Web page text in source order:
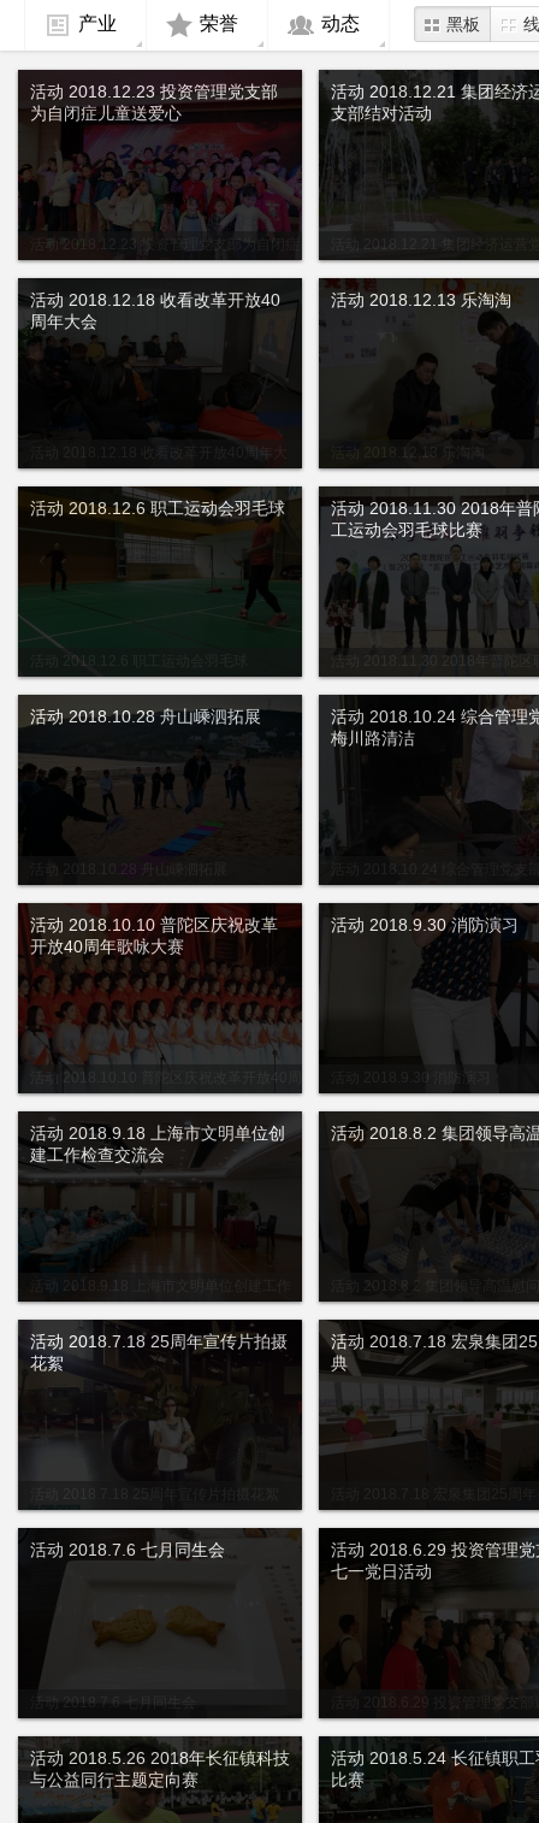
产业 荣誉 动态 黑板
活动 2018.12.23 投资管理党支部为自闭症
活动 2018.12.23 投资管理党支部
为自闭症儿童送爱心
活动 2018.12.21 集团经济运营
活动 2018.12.21 集团经济
支部结对活动
活动 2018.12.18 收看改革开放40周年大
活动 2018.12.18 收看改革开放40
周年大会
活动 2018.12.13 乐淘淘
活动 2018.12.13 乐淘淘
活动 2018.12.6 职工运动会羽毛球
活动 2018.12.6 职工运动会羽毛球
活动 2018.11.30 2018年普陀区
活动 2018.11.30 2018年普
工运动会羽毛球比赛
活动 2018.10.28 舟山嵊泗拓展
活动 2018.10.24 综合管理党支
活动 2018.10.24 综合管理
梅川路清洁
活动 2018.10.10 普陀区庆祝改革开放40周
活动 2018.10.10 普陀区庆祝改革
开放40周年歌咏大赛
活动 2018.9.30 消防演习
活动 2018.9.30 消防演习
活动 2018.9.18 上海市文明单位创建工作
活动 2018.9.18 上海市文明单位创
建工作检查交流会
活动 2018.8.2 集团领导高温慰问
活动 2018.8.2 集团领导高
活动 2018.7.18 25周年宣传片拍摄
花絮
活动 2018.7.18 宏泉集团
典
活动 2018.7.6 七月同生会
活动 2018.7.6 七月同生会
活动 2018.6.29 投资管理党支
活动 2018.6.29 投资管理党
七一党日活动
活动 2018.5.26 2018年长征镇科技
与公益同行主题定向赛
活动 2018.5.24 长征镇职工
比赛